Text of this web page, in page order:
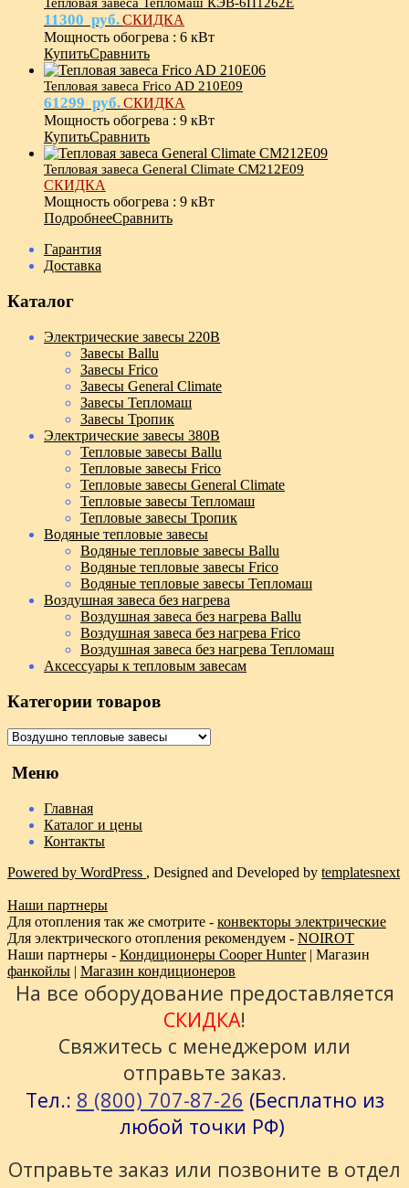
Тепловая завеса Тепломаш КЭВ-6П1262Е
11300 руб.СКИДКА
Мощность обогрева : 6 кВт
КупитьСравнить
Тепловая завеса Frico AD 210E09
61299 руб.СКИДКА
Мощность обогрева : 9 кВт
КупитьСравнить
Тепловая завеса General Climate CM212E09
СКИДКА
Мощность обогрева : 9 кВт
ПодробнееСравнить
Гарантия
Доставка
Каталог
Электрические завесы 220В
Завесы Ballu
Завесы Frico
Завесы General Climate
Завесы Тепломаш
Завесы Тропик
Электрические завесы 380В
Тепловые завесы Ballu
Тепловые завесы Frico
Тепловые завесы General Climate
Тепловые завесы Тепломаш
Тепловые завесы Тропик
Водяные тепловые завесы
Водяные тепловые завесы Ballu
Водяные тепловые завесы Frico
Водяные тепловые завесы Тепломаш
Воздушная завеса без нагрева
Воздушная завеса без нагрева Ballu
Воздушная завеса без нагрева Frico
Воздушная завеса без нагрева Тепломаш
Аксессуары к тепловым завесам
Категории товаров
Меню
Главная
Каталог и цены
Контакты
Powered by WordPress , Designed and Developed by templatesnext
Наши партнеры
Для отопления так же смотрите - конвекторы электрические
Для электрического отопления рекомендуем - NOIROT
Наши партнеры - Кондиционеры Cooper Hunter| Магазин
фанкойлы | Магазин кондиционеров
На все оборудование предоставляется
СКИДКА!
Свяжитесь с менеджером или
отправьте заказ.
Тел.: 8 (800) 707-87-26 (Бесплатно из
любой точки РФ)
Отправьте заказ или позвоните в отдел